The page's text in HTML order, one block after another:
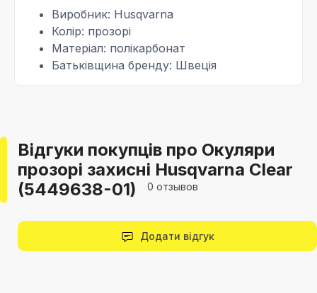
Виробник: Husqvarna
Колір: прозорі
Матеріал: полікарбонат
Батьківщина бренду: Швеція
Відгуки покупців про Окуляри
прозорі захисні Husqvarna Clear
(5449638-01)
0 отзывов
Додати відгук